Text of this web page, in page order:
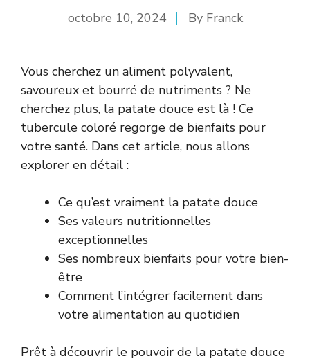
octobre 10, 2024 By Franck
Vous cherchez un aliment polyvalent,
savoureux et bourré de nutriments ? Ne
cherchez plus, la patate douce est là ! Ce
tubercule coloré regorge de bienfaits pour
votre santé. Dans cet article, nous allons
explorer en détail :
Ce qu’est vraiment la patate douce
Ses valeurs nutritionnelles
exceptionnelles
Ses nombreux bienfaits pour votre bien-
être
Comment l’intégrer facilement dans
votre alimentation au quotidien
Prêt à découvrir le pouvoir de la patate douce